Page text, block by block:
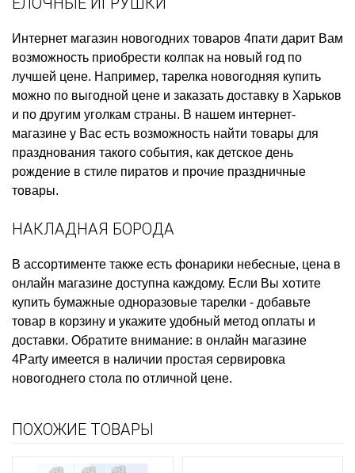
Интернет магазин новогодних товаров 4пати дарит Вам
возможность приобрести колпак на новый год по
лучшей цене. Например, тарелка новогодняя купить
можно по выгодной цене и заказать доставку в Харьков
и по другим уголкам страны. В нашем интернет-
магазине у Вас есть возможность найти товары для
празднования такого события, как детское день
рождение в стиле пиратов и прочие праздничные
товары.
НАКЛАДНАЯ БОРОДА
В ассортименте также есть фонарики небесные, цена в
онлайн магазине доступна каждому. Если Вы хотите
купить бумажные одноразовые тарелки - добавьте
товар в корзину и укажите удобный метод оплаты и
доставки. Обратите внимание: в онлайн магазине
4Party имеется в наличии простая сервировка
новогоднего стола по отличной цене.
ПОХОЖИЕ ТОВАРЫ